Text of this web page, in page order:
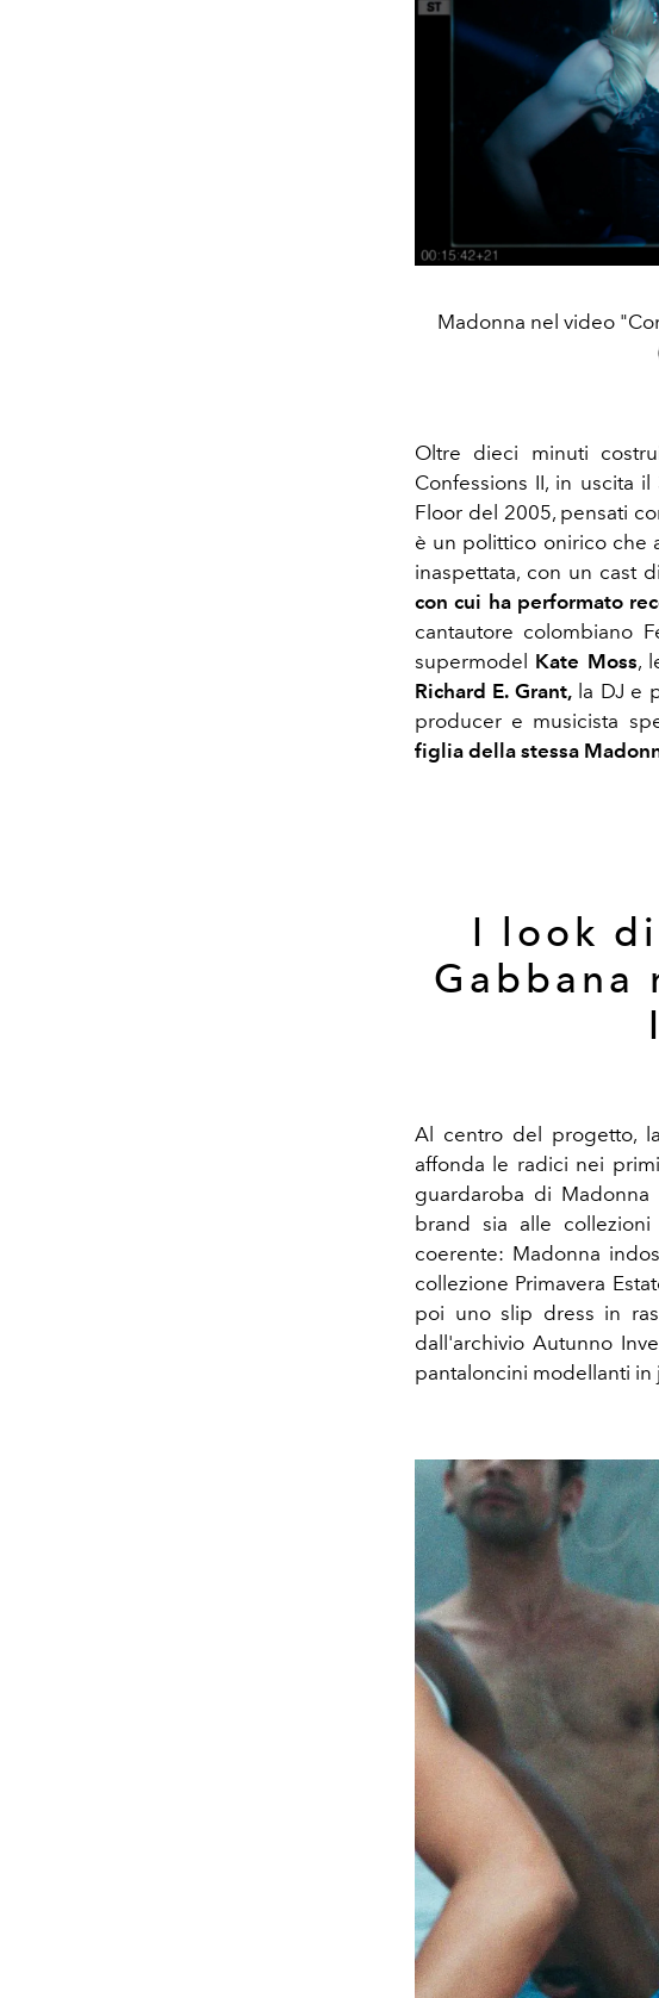
Madonna nel video
Oltre dieci minuti
Confessions II, in uscita
Floor del 2005, pensati
è un polittico onirico che
inaspettata, con un cast
con cui ha performato
cantautore colombiano
supermodel Kate Moss,
Richard E. Grant,la DJ e
producer e musicista
figlia della stessa
I look
Gabbana
Al centro del progetto, la
affonda le radici nei
guardaroba di
brand sia alle
coerente: Madonna
collezione Primavera
poi uno slip dress in
dall'archivio Autunno
pantaloncini modellanti in